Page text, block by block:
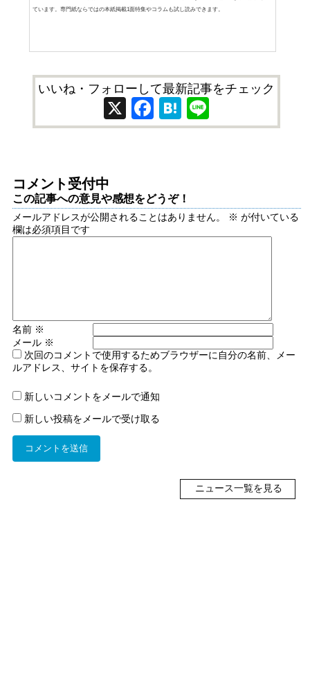
ています。専門紙ならではの本紙掲載1面特集やコラムも試し読みできます。
いいね・フォローして最新記事をチェック
X Facebook
Hatena
コメント受付中
この記事への意見や感想をどうぞ！
メールアドレスが公開されることはありません。 ※ が付いている
欄は必須項目です
名前 ※
メール ※
次回のコメントで使用するためブラウザーに自分の名前、メー
ルアドレス、サイトを保存する。
新しいコメントをメールで通知
新しい投稿をメールで受け取る
ニュース一覧を見る